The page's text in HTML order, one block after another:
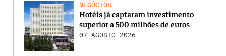
NEGÓCIOS
Hotéis já captaram investimento
superior a 500 milhões de euros
07 AGOSTO 2026